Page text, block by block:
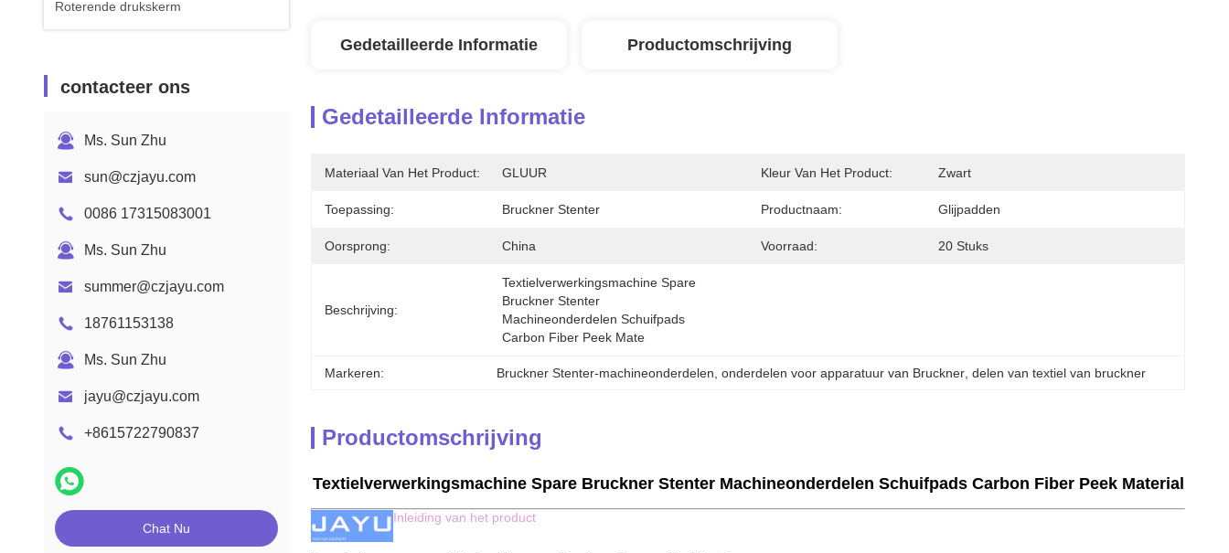
Roterende drukskerm
contacteer ons
Ms. Sun Zhu
sun@czjayu.com
0086 17315083001
Ms. Sun Zhu
summer@czjayu.com
18761153138
Ms. Sun Zhu
jayu@czjayu.com
+8615722790837
Chat Nu
Gedetailleerde Informatie Productomschrijving
Gedetailleerde Informatie
Materiaal Van Het Product: GLUUR Kleur Van Het Product: Zwart
Toepassing: Bruckner Stenter Productnaam: Glijpadden
Oorsprong: China Voorraad: 20 Stuks
Beschrijving:
Textielverwerkingsmachine Spare
Bruckner Stenter
Machineonderdelen Schuifpads
Carbon Fiber Peek Mate
Markeren: Bruckner Stenter-machineonderdelen , onderdelen voor apparatuur van Bruckner , delen van textiel van bruckner
Productomschrijving
Textielverwerkingsmachine Spare Bruckner Stenter Machineonderdelen Schuifpads Carbon Fiber Peek Material
Inleiding van het product